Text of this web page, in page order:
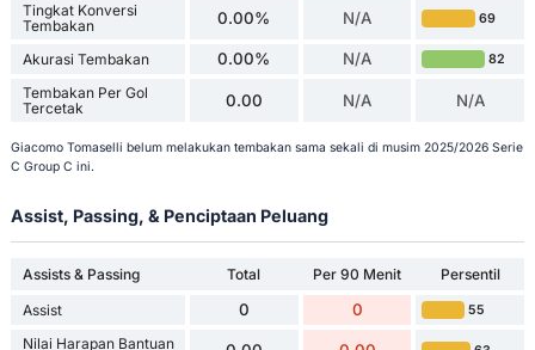
Tingkat Konversi
Tembakan
0.00% N/A 69
Akurasi Tembakan 0.00% N/A 82
Tembakan Per Gol
Tercetak
0.00 N/A N/A
Giacomo Tomaselli belum melakukan tembakan sama sekali di musim 2025/2026 Serie
C Group C ini.
Assist, Passing, & Penciptaan Peluang
Assists & Passing Total Per 90 Menit
Persentil
Assist
0 0 55
Nilai Harapan Bantuan